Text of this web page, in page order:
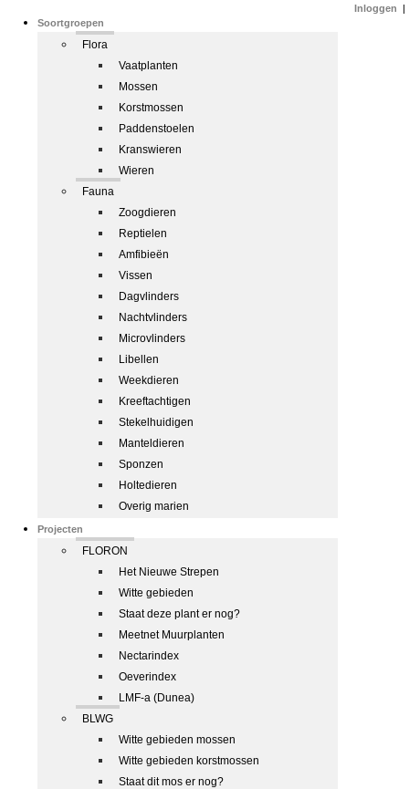
Soortgroepen
Flora
Vaatplanten
Mossen
Korstmossen
Paddenstoelen
Kranswieren
Wieren
Fauna
Zoogdieren
Reptielen
Amfibieën
Vissen
Dagvlinders
Nachtvlinders
Microvlinders
Libellen
Weekdieren
Kreeftachtigen
Stekelhuidigen
Manteldieren
Sponzen
Holtedieren
Overig marien
Projecten
FLORON
Het Nieuwe Strepen
Witte gebieden
Staat deze plant er nog?
Meetnet Muurplanten
Nectarindex
Oeverindex
LMF-a (Dunea)
BLWG
Witte gebieden mossen
Witte gebieden korstmossen
Staat dit mos er nog?
Inloggen |